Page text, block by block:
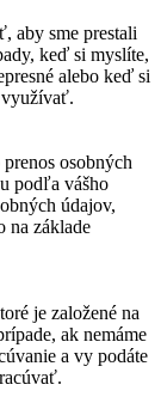
aby sme prestali
keď si myslíte,
alebo keď si
využívať.
osobných
podľa vášho
údajov,
na základe
je založené na
ak nemáme
a vy podáte